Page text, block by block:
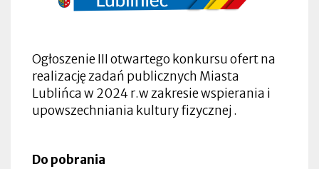
Ogłoszenie III otwartego konkursu ofert na
realizację zadań publicznych Miasta
Lublińca w 2024 r.w zakresie wspierania i
upowszechniania kultury fizycznej .
Do pobrania